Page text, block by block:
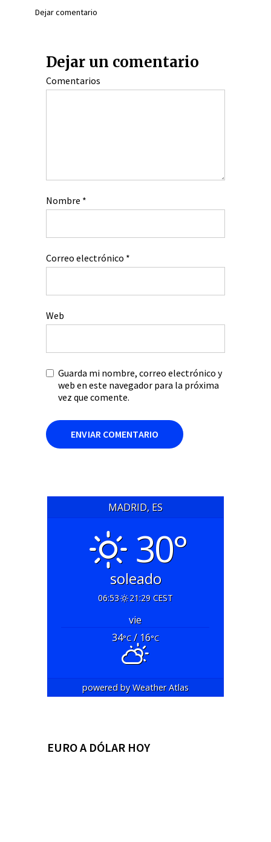
Dejar comentario
Dejar un comentario
Comentarios
Nombre *
Correo electrónico *
Web
Guarda mi nombre, correo electrónico y
web en este navegador para la próxima
vez que comente.
MADRID, ES
30°
soleado
06:53 21:29 CEST
vie
34°C/ 16°C
powered byWeather Atlas
EURO A DÓLAR HOY